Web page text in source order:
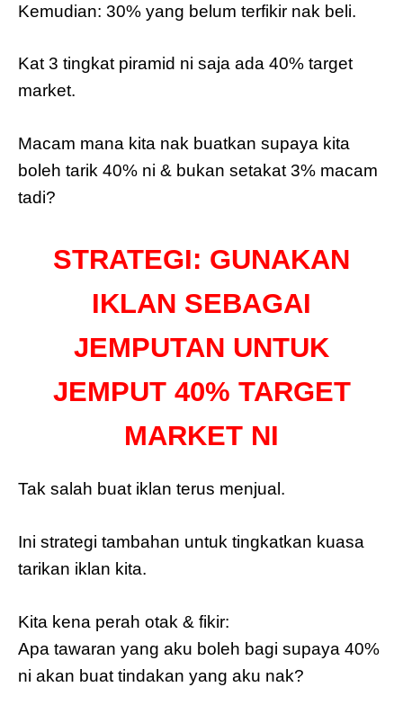
Kemudian: 30% yang belum terfikir nak beli.
Kat 3 tingkat piramid ni saja ada 40% target
market.
Macam mana kita nak buatkan supaya kita
boleh tarik 40% ni & bukan setakat 3% macam
tadi?
STRATEGI: GUNAKAN
IKLAN SEBAGAI
JEMPUTAN UNTUK
JEMPUT 40% TARGET
MARKET NI
Tak salah buat iklan terus menjual.
Ini strategi tambahan untuk tingkatkan kuasa
tarikan iklan kita.
Kita kena perah otak & fikir:
Apa tawaran yang aku boleh bagi supaya 40%
ni akan buat tindakan yang aku nak?